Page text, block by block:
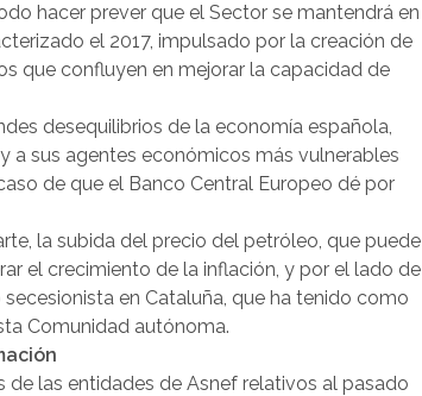
hacer prever que el Sector se mantendrá en
el 2017, impulsado por la creación de
que confluyen en mejorar la capacidad de
desequilibrios de la economía española,
a sus agentes económicos más vulnerables
de que el Banco Central Europeo dé por
la subida del precio del petróleo, que puede
el crecimiento de la inflación, y por el lado de
en Cataluña, que ha tenido como
Comunidad autónoma.
las entidades de Asnef relativos al pasado